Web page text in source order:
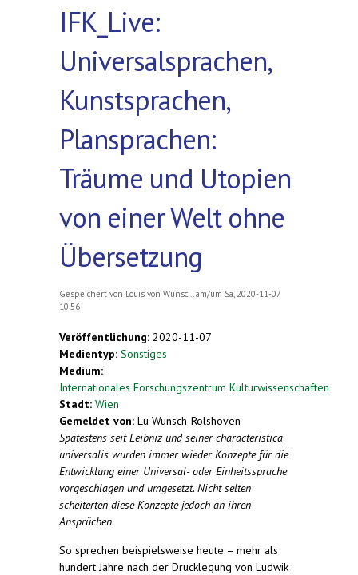
IFK_Live:
Universalsprachen,
Kunstsprachen,
Plansprachen:
Träume und Utopien
von einer Welt ohne
Übersetzung
Gespeichert von Louis von Wunsc...
am/um Sa, 2020-11-07
10:56
Veröffentlichung: 2020-11-07
Medientyp: Sonstiges
Medium:
Internationales Forschungszentrum Kulturwissenschaften
Stadt: Wien
Gemeldet von: Lu Wunsch-Rolshoven
Spätestens seit Leibniz und seiner characteristica
universalis wurden immer wieder Konzepte für die
Entwicklung einer Universal- oder Einheitssprache
vorgeschlagen und umgesetzt. Nicht selten
scheiterten diese Konzepte jedoch an ihren
Ansprüchen.
So sprechen beispielsweise heute – mehr als
hundert Jahre nach der Drucklegung von Ludwik